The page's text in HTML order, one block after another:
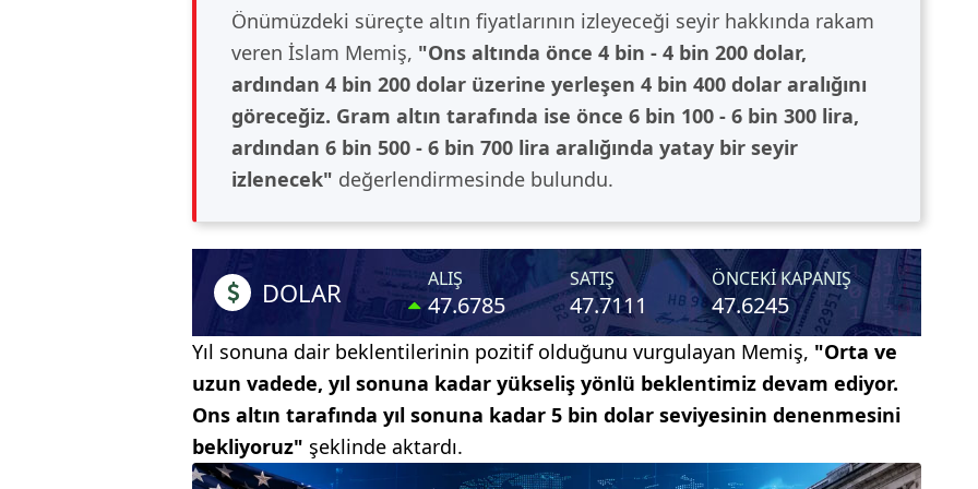
Önümüzdeki süreçte altın fiyatlarının izleyeceği seyir hakkında rakam
veren İslam Memiş, "Ons altında önce 4 bin - 4 bin 200 dolar,
ardından 4 bin 200 dolar üzerine yerleşen 4 bin 400 dolar aralığını
göreceğiz. Gram altın tarafında ise önce 6 bin 100 - 6 bin 300 lira,
ardından 6 bin 500 - 6 bin 700 lira aralığında yatay bir seyir
izlenecek" değerlendirmesinde bulundu.
Yıl sonuna dair beklentilerinin pozitif olduğunu vurgulayan Memiş, "Orta ve
uzun vadede, yıl sonuna kadar yükseliş yönlü beklentimiz devam ediyor.
Ons altın tarafında yıl sonuna kadar 5 bin dolar seviyesinin denenmesini
bekliyoruz" şeklinde aktardı.